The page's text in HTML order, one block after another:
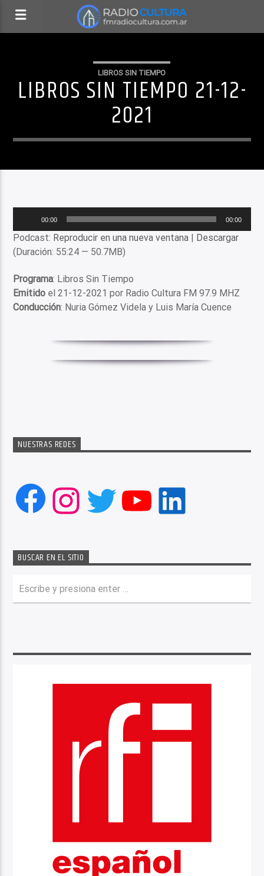
LIBROS SIN TIEMPO
LIBROS SIN TIEMPO 21-12-
2021
audio
00:00 00:00
Podcast: Reproducir en una nueva ventana | Descargar
(Duración: 55:24 — 50.7MB)
Programa: Libros Sin Tiempo
Emitido el 21-12-2021 por Radio Cultura FM 97.9 MHZ
Conducción: Nuria Gómez Videla y Luis María Cuence
NUESTRAS REDES
Facebook
Instagram
Twitter
YouTube
LinkedIn
BUSCAR EN EL SITIO